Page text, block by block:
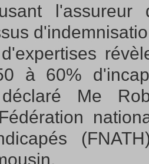
l'assureur
à 60%
Me